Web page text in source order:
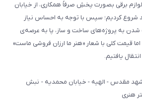
برقی بصورت پخشِ صرفاً همکاری، از خیابان
شروع کردیم؛ سپس با توجه به احساس نیاز
شدن به پروژه‌های ساخت و ساز، پا به عرصه‌ی
قیمت کلی با شعار «هنر ما ارزان فروشی ماست»
یافتیم.
مقدس - الهیه - خیابان محمدیه - نبش